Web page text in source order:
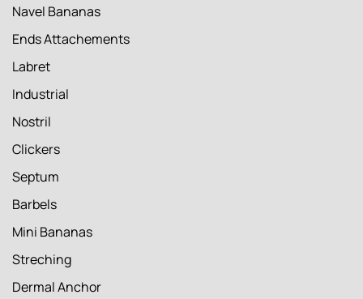
Navel Bananas
Ends Attachements
Labret
Industrial
Nostril
Clickers
Septum
Barbels
Mini Bananas
Streching
Dermal Anchor